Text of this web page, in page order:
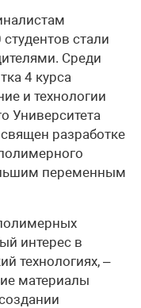
стали
Среди
4 курса
и технологии
Университета
разработке
переменным
интерес в
технологиях, –
материалы